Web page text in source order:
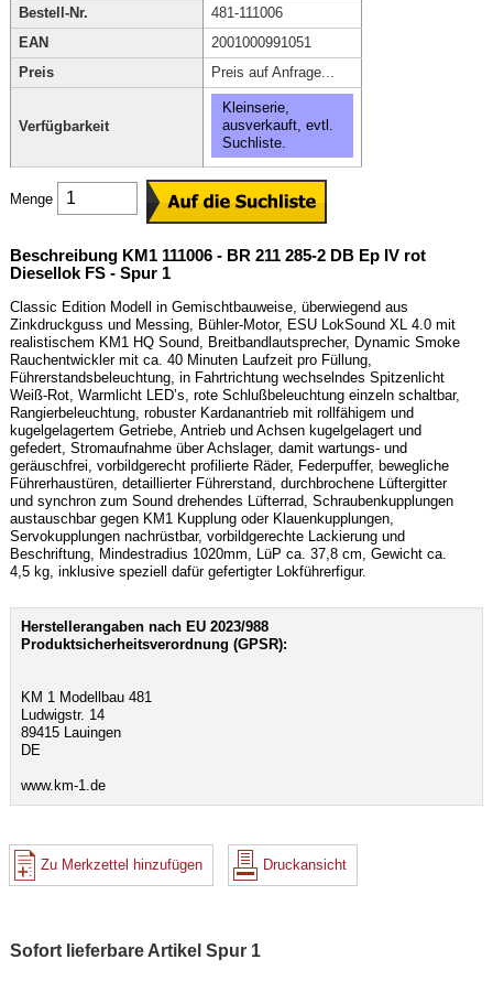
Bestell-Nr.
481-111006
EAN
2001000991051
Preis
Preis auf Anfrage...
Verfügbarkeit
Kleinserie,
ausverkauft, evtl.
Suchliste.
Menge
Beschreibung KM1 111006 - BR 211 285-2 DB Ep IV rot
Diesellok FS - Spur 1
Classic Edition Modell in Gemischtbauweise, überwiegend aus
Zinkdruckguss und Messing, Bühler-Motor, ESU LokSound XL 4.0 mit
realistischem KM1 HQ Sound, Breitbandlautsprecher, Dynamic Smoke
Rauchentwickler mit ca. 40 Minuten Laufzeit pro Füllung,
Führerstandsbeleuchtung, in Fahrtrichtung wechselndes Spitzenlicht
Weiß-Rot, Warmlicht LED’s, rote Schlußbeleuchtung einzeln schaltbar,
Rangierbeleuchtung, robuster Kardanantrieb mit rollfähigem und
kugelgelagertem Getriebe, Antrieb und Achsen kugelgelagert und
gefedert, Stromaufnahme über Achslager, damit wartungs- und
geräuschfrei, vorbildgerecht profilierte Räder, Federpuffer, bewegliche
Führerhaustüren, detaillierter Führerstand, durchbrochene Lüftergitter
und synchron zum Sound drehendes Lüfterrad, Schraubenkupplungen
austauschbar gegen KM1 Kupplung oder Klauenkupplungen,
Servokupplungen nachrüstbar, vorbildgerechte Lackierung und
Beschriftung, Mindestradius 1020mm, LüP ca. 37,8 cm, Gewicht ca.
4,5 kg, inklusive speziell dafür gefertigter Lokführerfigur.
Herstellerangaben nach EU 2023/988
Produktsicherheitsverordnung (GPSR):
KM 1 Modellbau 481
Ludwigstr. 14
89415 Lauingen
DE
www.km-1.de
Zu Merkzettel hinzufügen Druckansicht
Sofort lieferbare Artikel Spur 1